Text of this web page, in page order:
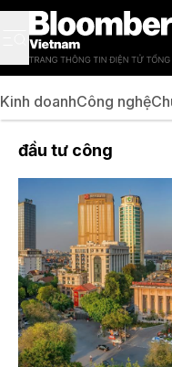
Kinh doanhCông nghệ
đầu tư công